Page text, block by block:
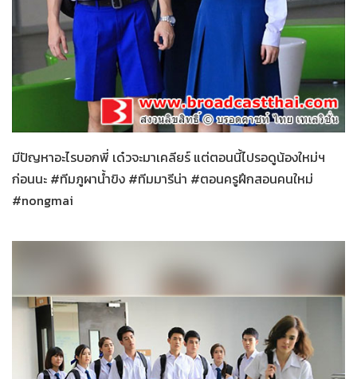
30-01-2559 น้องใหม่ร้ายบริสุทธิ์
มีปัญหาอะไรบอกพี่ เด๋วจะมาเคลียร์ แต่ตอนนี้ไปรอดูน้องใหม่ฯ
ก่อนนะ #ทีมภูผาน้ำขิง #ทีมมารีน่า #ตอนครูฝึกสอนคนใหม่
#nongmai